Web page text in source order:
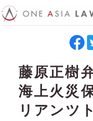
藤原正樹
海上火災
リアンツ